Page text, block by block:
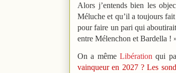
Alors j’entends bien les
Méluche et qu’il a toujours
pour faire un pari qui
entre Mélenchon et Bardella !
On a mêmeLibération qui
vainqueur en 2027 ? Les